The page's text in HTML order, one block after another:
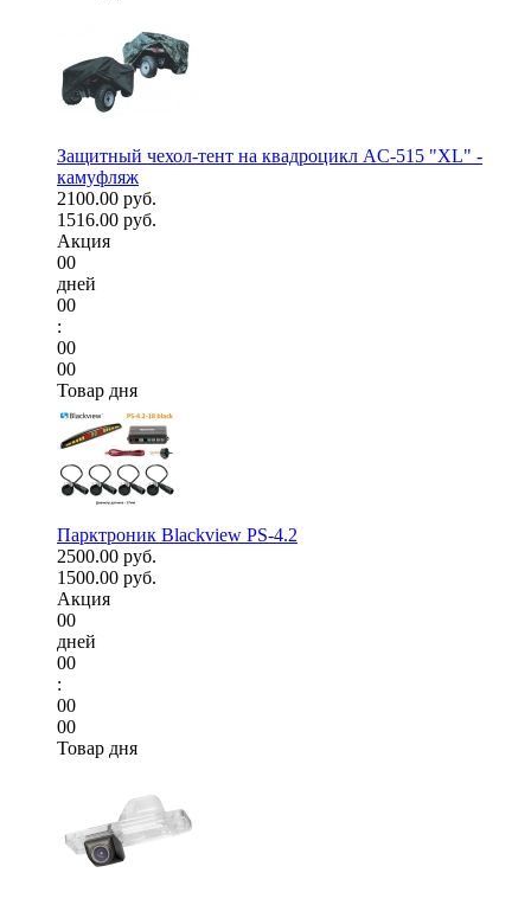
Защитный чехол-тент на квадроцикл AC-515 "XL" -
камуфляж
2100.00 руб.
1516.00 руб.
Акция
00
дней
00
:
00
00
Товар дня
Парктроник Blackview PS-4.2
2500.00 руб.
1500.00 руб.
Акция
00
дней
00
:
00
00
Товар дня